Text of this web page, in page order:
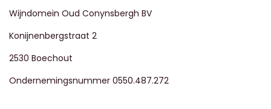
Wijndomein Oud Conynsbergh BV
Konijnenbergstraat 2
2530 Boechout
Ondernemingsnummer 0550.487.272